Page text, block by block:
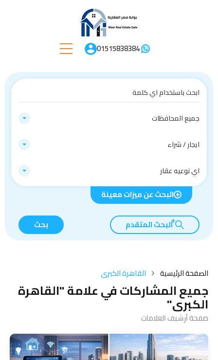
01515838384
جميع المحافظات
ايجار / شراء
اي نوعيه عقار
البحث عن ميزات معينة
البحث المتقدم بحث
الصفحة الرئيسية القاهرة الكبرى
جميع المشاركات في علامة "القاهرة
الكبرى"
صفحة أرشيف العلامات